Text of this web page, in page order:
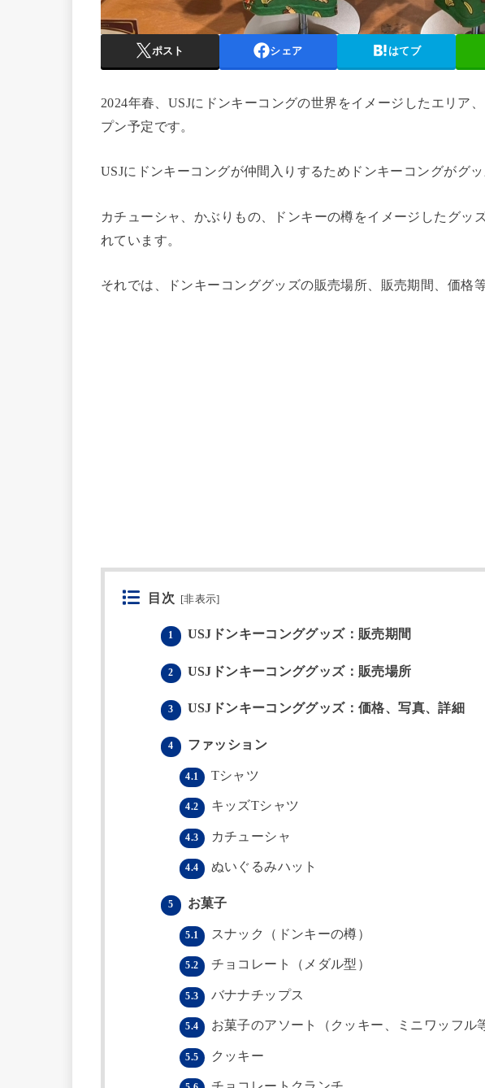
ポスト シェア はてブ
2024年春、USJにドンキーコングの世界をイメージしたエリア
プン予定です。
USJにドンキーコングが仲間入りするためドンキーコングがグ
カチューシャ、かぶりもの、ドンキーの樽をイメージしたグッ
れています。
それでは、ドンキーコンググッズの販売場所、販売期間、価格
目次 [非表示]
1 USJドンキーコンググッズ：販売期間
2 USJドンキーコンググッズ：販売場所
3 USJドンキーコンググッズ：価格、写真、詳細
4 ファッション
4.1 Tシャツ
4.2 キッズTシャツ
4.3 カチューシャ
4.4 ぬいぐるみハット
5 お菓子
5.1 スナック（ドンキーの樽）
5.2 チョコレート（メダル型）
5.3 バナナチップス
5.4 お菓子のアソート（クッキー、ミニワッフル
5.5 クッキー